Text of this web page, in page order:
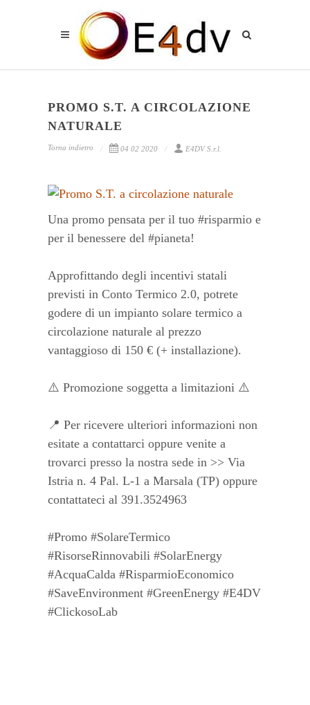
PROMO S.T. A CIRCOLAZIONE
NATURALE
Torna indietro 04 02 2020 E4DV S.r.l.
Una promo pensata per il tuo #risparmio e
per il benessere del #pianeta!
Approfittando degli incentivi statali
previsti in Conto Termico 2.0, potrete
godere di un impianto solare termico a
circolazione naturale al prezzo
vantaggioso di 150 € (+ installazione).
⚠️ Promozione soggetta a limitazioni ⚠️
📍 Per ricevere ulteriori informazioni non
esitate a contattarci oppure venite a
trovarci presso la nostra sede in >> Via
Istria n. 4 Pal. L-1 a Marsala (TP) oppure
contattateci al 391.3524963
#Promo #SolareTermico
#RisorseRinnovabili #SolarEnergy
#AcquaCalda #RisparmioEconomico
#SaveEnvironment #GreenEnergy #E4DV
#ClickosoLab